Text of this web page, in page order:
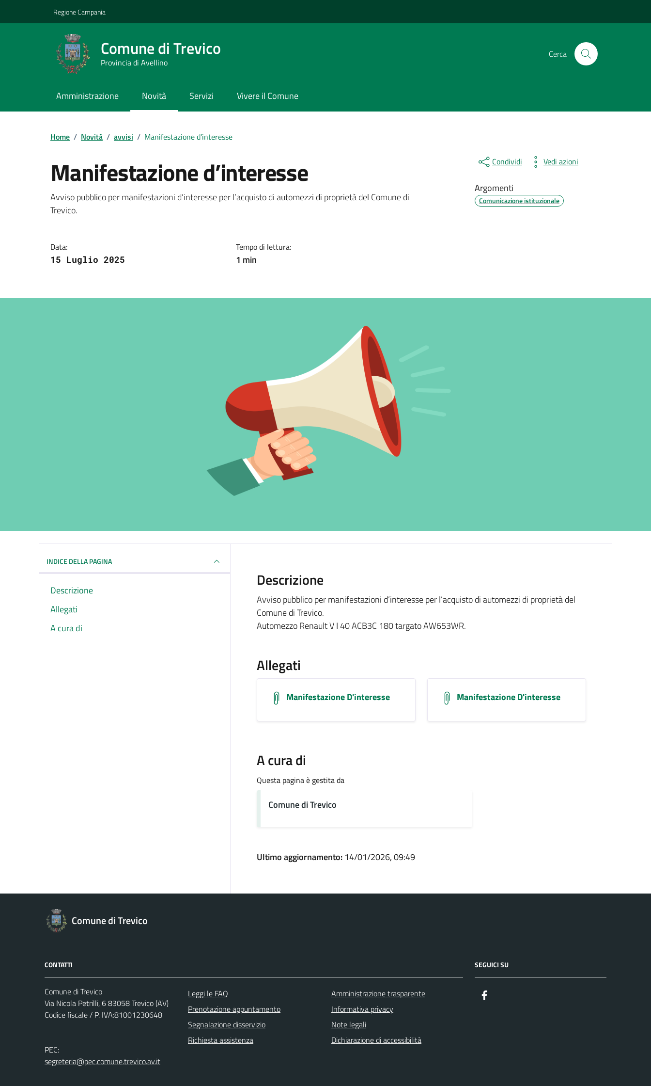
Regione Campania
Comune di Trevico
Provincia di Avellino
Cerca
Amministrazione Novità Servizi Vivere il Comune
Home / Novità / avvisi / Manifestazione d’interesse
Manifestazione d’interesse
Dettagli della notizia
Avviso pubblico per manifestazioni d’interesse per l’acquisto di automezzi di proprietà del Comune di
Trevico.
Data:
15 Luglio 2025
Tempo di lettura:
1 min
Condividi Vedi azioni
Argomenti
Comunicazione istituzionale
INDICE DELLA PAGINA
Descrizione
Allegati
A cura di
Descrizione
Avviso pubblico per manifestazioni d’interesse per l’acquisto di automezzi di proprietà del
Comune di Trevico.
Automezzo Renault V I 40 ACB3C 180 targato AW653WR.
Allegati
Manifestazione D'interesse Manifestazione D'interesse
A cura di
Questa pagina è gestita da
Comune di Trevico
Ultimo aggiornamento: 14/01/2026, 09:49
Comune di Trevico
CONTATTI
Comune di Trevico
Via Nicola Petrilli, 6 83058 Trevico (AV)
Codice fiscale / P. IVA:81001230648
PEC:
segreteria@pec.comune.trevico.av.it
Leggi le FAQ
Prenotazione appuntamento
Segnalazione disservizio
Richiesta assistenza
Amministrazione trasparente
Informativa privacy
Note legali
Dichiarazione di accessibilità
SEGUICI SU